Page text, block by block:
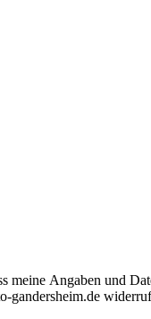
meine Angaben und
gandersheim.de